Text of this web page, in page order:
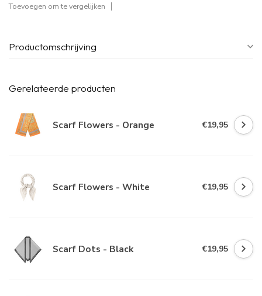
Toevoegen om te vergelijken
Productomschrijving
Gerelateerde producten
Scarf Flowers - Orange €19,95
Scarf Flowers - White €19,95
Scarf Dots - Black €19,95